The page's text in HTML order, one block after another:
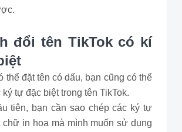
đổi tên TikTok có kí
thể đặt tên có dấu, bạn cũng có thể
tự đặc biệt trong tên TikTok.
tiên, bạn cần sao chép các ký tự
chữ in hoa mà mình muốn sử dụng